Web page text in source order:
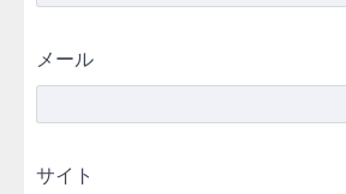
メール
サイト